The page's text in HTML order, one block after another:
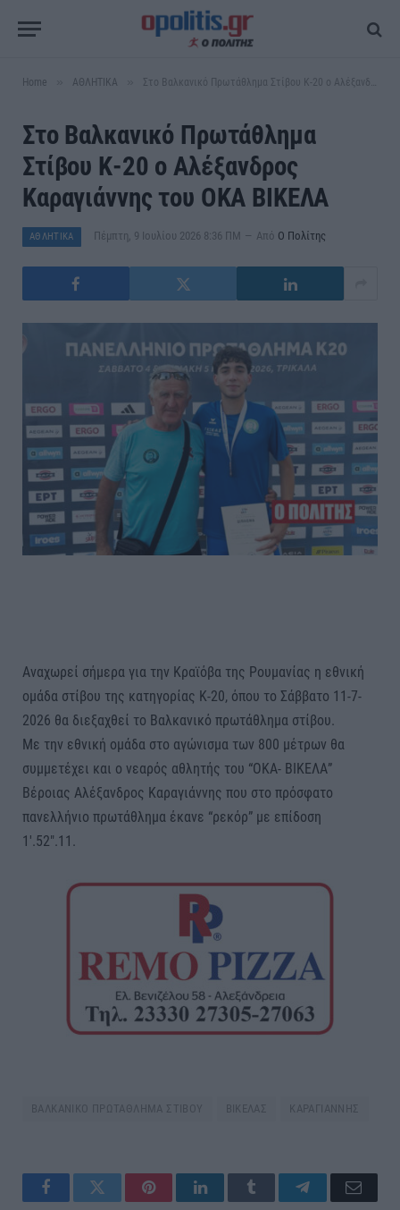
Home ΑΘΛΗΤΙΚΑ Στο Βαλκανικό Πρωτάθλημα Στίβου Κ-20 ο Αλέξανδρος Καραγιάννης του ΟΚΑ ΒΙΚΕΛΑ
Στο Βαλκανικό Πρωτάθλημα
Στίβου Κ-20 ο Αλέξανδρος
Καραγιάννης του ΟΚΑ ΒΙΚΕΛΑ
ΑΘΛΗΤΙΚΑ Πέμπτη, 9 Ιουλίου 2026 8:36 ΠΜ Από Ο Πολίτης
Αναχωρεί σήμερα για την Κραϊόβα της Ρουμανίας η εθνική
ομάδα στίβου της κατηγορίας Κ-20, όπου το Σάββατο 11-7-
2026 θα διεξαχθεί το Βαλκανικό πρωτάθλημα στίβου.
Με την εθνική ομάδα στο αγώνισμα των 800 μέτρων θα
συμμετέχει και ο νεαρός αθλητής του “ΟΚΑ- ΒΙΚΕΛΑ”
Βέροιας Αλέξανδρος Καραγιάννης που στο πρόσφατο
πανελλήνιο πρωτάθλημα έκανε “ρεκόρ” με επίδοση
1′.52″.11.
ΒΑΛΚΑΝΙΚΟ ΠΡΩΤΑΘΛΗΜΑ ΣΤΙΒΟΥ ΒΙΚΕΛΑΣ ΚΑΡΑΓΙΑΝΝΗΣ
FacebookTwitter PinterestLinkedInTumblr TelegramEmail